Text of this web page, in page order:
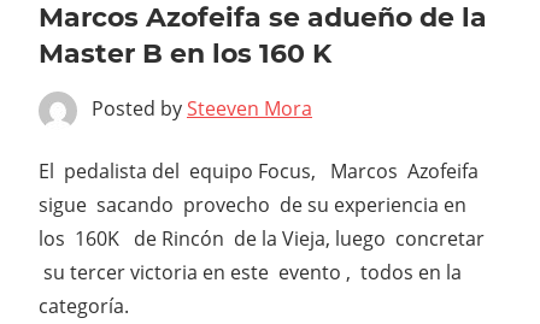
Marcos Azofeifa se adueño de la
Master B en los 160 K
Posted bySteeven Mora
El pedalista del equipo Focus, Marcos Azofeifa
sigue sacando provecho de su experiencia en
los 160K de Rincón de la Vieja, luego concretar
su tercer victoria en este evento , todos en la
categoría.